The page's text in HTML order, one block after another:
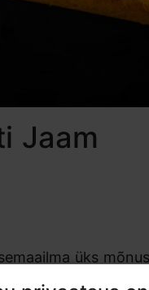
Jaam
üks
sind nii Balti